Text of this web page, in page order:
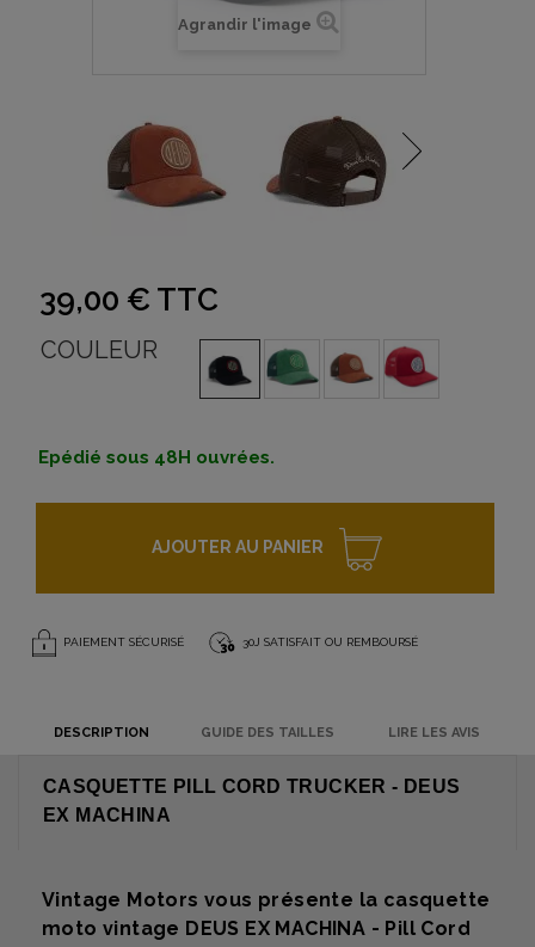
Agrandir l'image
39,00 € TTC
COULEUR
Epédié sous 48H ouvrées.
AJOUTER AU PANIER
PAIEMENT SÉCURISÉ 30J SATISFAIT OU REMBOURSÉ
DESCRIPTION GUIDE DES TAILLES LIRE LES AVIS
CASQUETTE PILL CORD TRUCKER - DEUS
EX MACHINA
Vintage Motors vous présente la casquette
moto vintage DEUS EX MACHINA - Pill Cord